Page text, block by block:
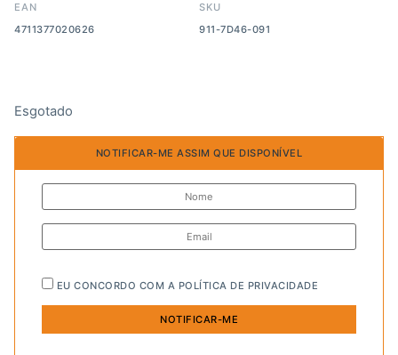
EAN
4711377020626
SKU
911-7D46-091
Esgotado
NOTIFICAR-ME ASSIM QUE DISPONÍVEL
EU CONCORDO COM A POLÍTICA DE PRIVACIDADE